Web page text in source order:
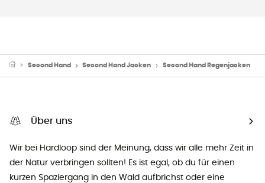
Second Hand Second Hand Jacken Second Hand Regenjacken
Über uns
Wir bei Hardloop sind der Meinung, dass wir alle mehr Zeit in
der Natur verbringen sollten! Es ist egal, ob du für einen
kurzen Spaziergang in den Wald aufbrichst oder eine